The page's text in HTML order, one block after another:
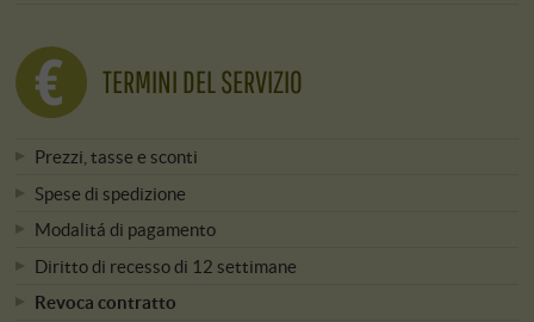
TERMINI DEL SERVIZIO
Prezzi, tasse e sconti
Spese di spedizione
Modalitá di pagamento
Diritto di recesso di 12 settimane
Revoca contratto